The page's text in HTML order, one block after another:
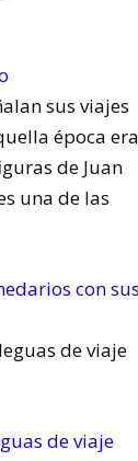
sus viajes
época
de Juan
una de las
de viaje